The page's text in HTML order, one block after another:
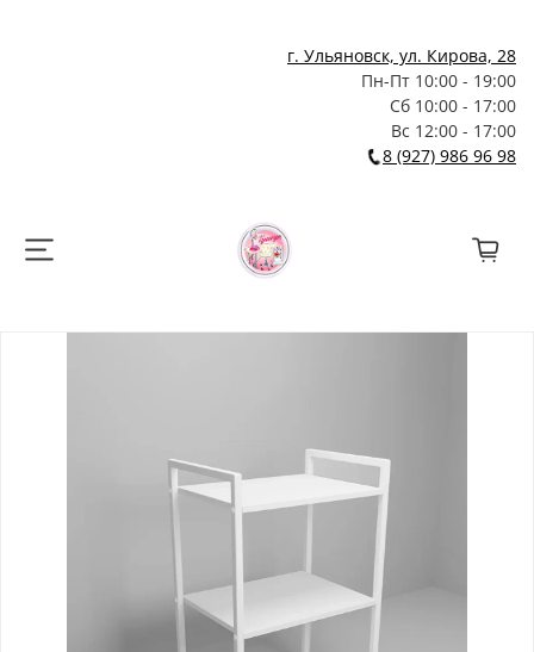
г. Ульяновск, ул. Кирова, 28
Пн-Пт 10:00 - 19:00
Сб 10:00 - 17:00
Вс 12:00 - 17:00
8 (927) 986 96 98